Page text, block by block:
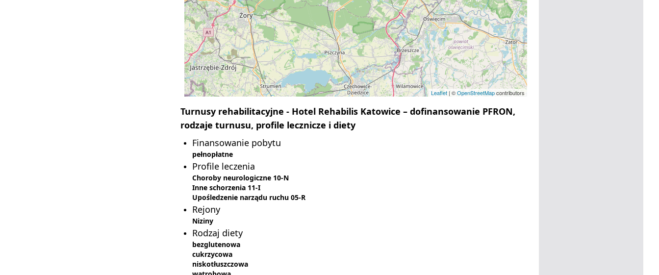
Leaflet| ©OpenStreetMapcontributors
Turnusy rehabilitacyjne - Hotel Rehabilis Katowice – dofinansowanie PFRON,
rodzaje turnusu, profile lecznicze i diety
Finansowanie pobytu
pełnopłatne
Profile leczenia
Choroby neurologiczne 10-N
Inne schorzenia 11-I
Upośledzenie narządu ruchu 05-R
Rejony
Niziny
Rodzaj diety
bezglutenowa
cukrzycowa
niskotłuszczowa